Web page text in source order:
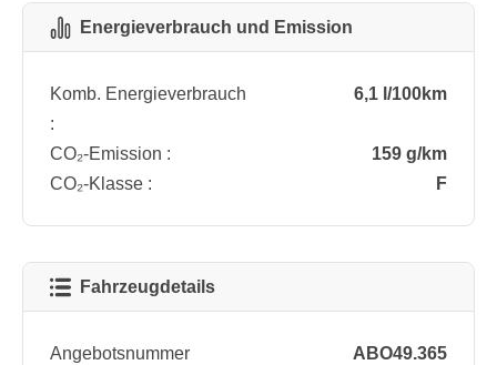
Energieverbrauch und Emission
Komb. Energieverbrauch
:
6,1 l/100km
CO₂-Emission :
159 g/km
CO₂-Klasse :
F
Fahrzeugdetails
Angebotsnummer
ABO49.365